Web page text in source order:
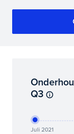
Q3
Juli 2021